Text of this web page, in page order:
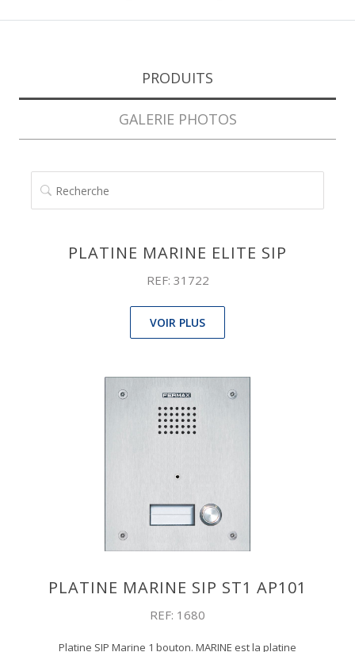
PRODUITS
GALERIE PHOTOS
RECHERCHE
PLATINE MARINE ELITE SIP
REF: 31722
VOIR PLUS
PLATINE MARINE SIP ST1 AP101
REF: 1680
Platine SIP Marine 1 bouton. MARINE est la platine